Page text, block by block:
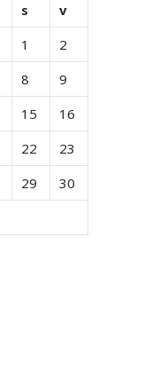
s
v
1
2
8
9
15
16
22
23
29
30